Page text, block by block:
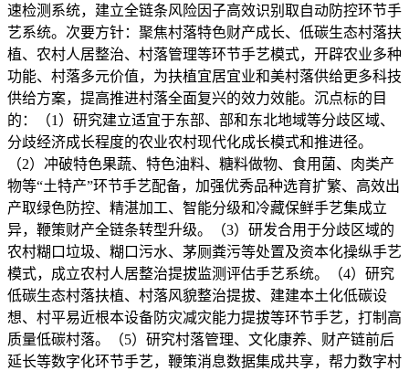
速检测系统，建立全链条风险因子高效识别取自动防控环节手
艺系统。次要方针：聚焦村落特色财产成长、低碳生态村落扶
植、农村人居整治、村落管理等环节手艺模式，开辟农业多种
功能、村落多元价值，为扶植宜居宜业和美村落供给更多科技
供给方案，提高推进村落全面复兴的效力效能。沉点标的目
的：（1）研究建立适宜于东部、部和东北地域等分歧区域、
分歧经济成长程度的农业农村现代化成长模式和推进径。
（2）冲破特色果蔬、特色油料、糖料做物、食用菌、肉类产
物等“土特产”环节手艺配备，加强优秀品种选育扩繁、高效出
产取绿色防控、精湛加工、智能分级和冷藏保鲜手艺集成立
异，鞭策财产全链条转型升级。（3）研发合用于分歧区域的
农村糊口垃圾、糊口污水、茅厕粪污等处置及资本化操纵手艺
模式，成立农村人居整治提拔监测评估手艺系统。（4）研究
低碳生态村落扶植、村落风貌整治提拔、建建本土化低碳设
想、村平易近根本设备防灾减灾能力提拔等环节手艺，打制高
质量低碳村落。（5）研究村落管理、文化康养、财产链前后
延长等数字化环节手艺，鞭策消息数据集成共享，帮力数字村